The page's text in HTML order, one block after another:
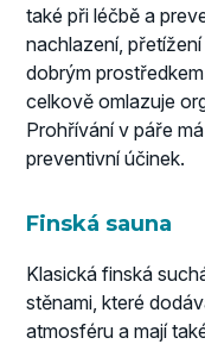
také při léčbě a
nachlazení,
dobrým
celkově omlazuje
Prohřívání v páře
preventivní účinek.
Finská sauna
Klasická finská
stěnami, které
atmosféru a mají